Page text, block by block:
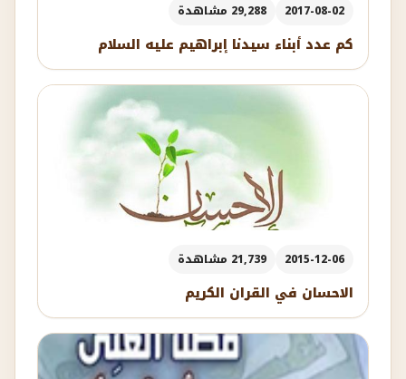
2017-08-02 29,288 مشاهدة
كم عدد أبناء سيدنا إبراهيم عليه السلام
2015-12-06 21,739 مشاهدة
الاحسان في القران الكريم